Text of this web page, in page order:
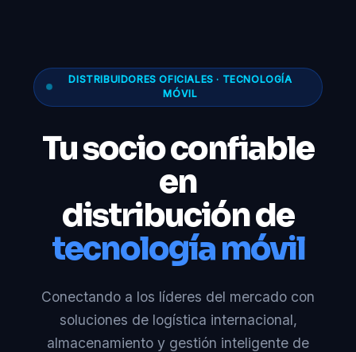
DISTRIBUIDORES OFICIALES · TECNOLOGÍA
MÓVIL
Tu socio confiable
en
distribución de
tecnología móvil
Conectando a los líderes del mercado con
soluciones de logística internacional,
almacenamiento y gestión inteligente de